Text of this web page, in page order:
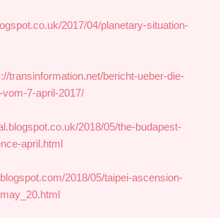
2017/04/planetary-situation-
transinformation.net/bericht-ueber-die-
vom-7-april-2017/
2018/05/the-budapest-
april.html
2018/05/taipei-ascension-